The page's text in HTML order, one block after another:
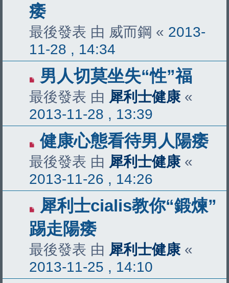
痿
最後發表 由 威而鋼 « 2013-
11-28 , 14:34
男人切莫坐失“性”福
最後發表 由 犀利士健康 «
2013-11-28 , 13:39
健康心態看待男人陽痿
最後發表 由 犀利士健康 «
2013-11-26 , 14:26
犀利士cialis教你“鍛煉”
踢走陽痿
最後發表 由 犀利士健康 «
2013-11-25 , 14:10